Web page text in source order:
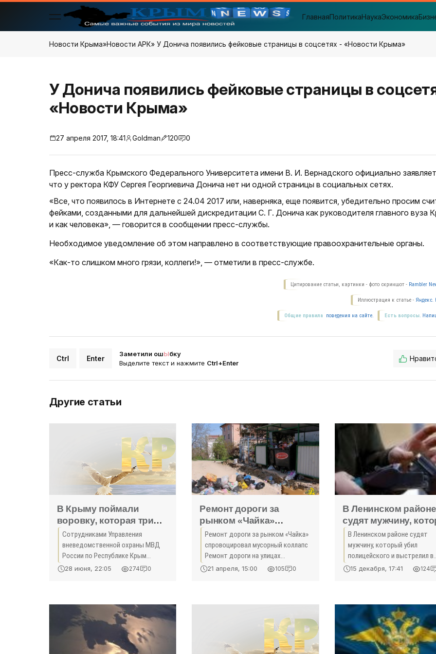
ГлавнаяПолитикаНаукаЭкономика
Новости Крыма»Новости АРК» У Донича появились фейковые страницы в соцсетях - «Новости Крыма»
У Донича появились фейковые страницы в
«Новости Крыма»
27 апреля 2017, 18:41 Goldman 120 0
Пресс-служба Крымского Федерального Университета имени В. И. Вернадского официально
что у ректора КФУ Сергея Георгиевича Донича нет ни одной страницы в социальных сетях.
«Все, что появилось в Интернете с 24.04 2017 или, наверняка, еще появится, убедительно просим
фейками, созданными для дальнейшей дискредитации С. Г. Донича как руководителя главного вуза
и как человека», — говорится в сообщении пресс-службы.
Необходимое уведомление об этом направлено в соответствующие правоохранительные органы.
«Как-то слишком много грязи, коллеги!», — отметили в пресс-службе.
Цитирование статьи, картинки - фото скриншот - Rambler
Иллюстрация к статье - Яндекс.
Есть вопросы.
Общие правила поведения на сайте.
Ctrl Enter
Заметили ошЫбку
Выделите текст и нажмите Ctrl+Enter
Другие статьи
В Крыму поймали
воровку, которая три
года пряталась от
правосудия -
«Симферополь»
Сотрудниками Управления
вневедомственной охраны МВД
России по Республике Крым
задержана девушка, три года
28 июня, 22:05 274 0
Ремонт дороги за
рынком «Чайка»
спровоцировал
мусорный коллапс -
«Деньги»
Ремонт дороги за рынком «Чайка»
спровоцировал мусорный коллапс
Ремонт дороги на улицах
Костомаровская, Бутакова и
21 апреля, 15:00 105 0
В Ленинском районе
судят мужчину,
убил полицейского и
выстрелил в
грабителей -
«Происшествия»
В Ленинском районе судят
мужчину, который убил
полицейского и выстрелил в
грабителей Следственный
отношении
15 декабря, 17:41 124